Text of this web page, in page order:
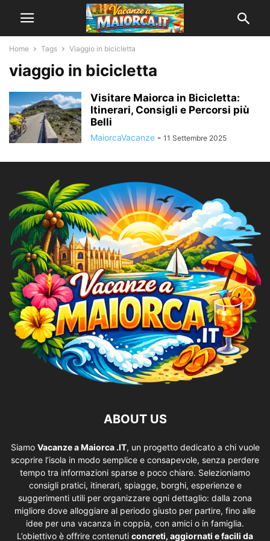
Home Tags Viaggio in bicicletta
viaggio in bicicletta
Visitare Maiorca in Bicicletta:
Itinerari, Consigli e Percorsi più
Belli
MaiorcaVacanze - 11 Settembre 2025
ABOUT US
Siamo Vacanze a Maiorca .IT, un progetto dedicato a chi vuole
scoprire l’isola in modo semplice e consapevole, senza perdere
tempo tra informazioni sparse e poco chiare. Selezioniamo
consigli pratici, itinerari, spiagge, borghi, esperienze e
suggerimenti utili per organizzare ogni dettaglio: dalla zona
migliore dove alloggiare al periodo giusto per partire, fino alle
idee per una vacanza in coppia, con amici o in famiglia.
L’obiettivo è offrire contenuti concreti, aggiornati e facili da